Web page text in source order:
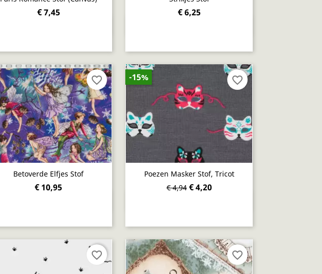
€ 7,45 € 6,25
Betoverde Elfjes Stof
€ 10,95
favorite_border
Poezen Masker Stof, Tricot
€ 4,94 € 4,20
-15% favorite_border
favorite_border favorite_border